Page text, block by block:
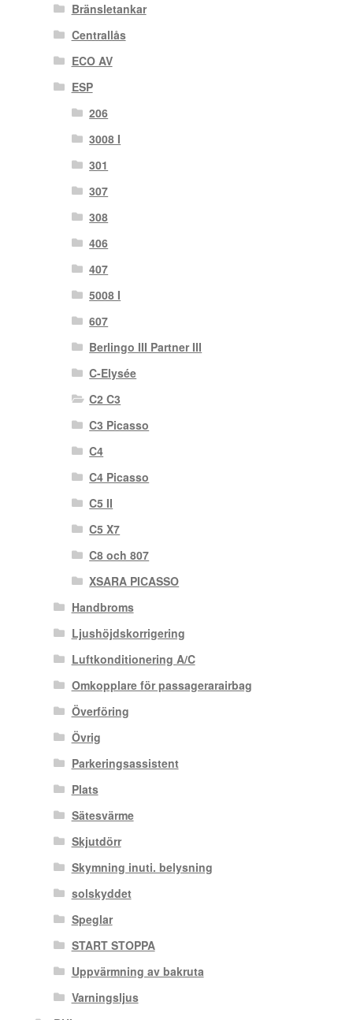
Bränsletankar
Centrallås
ECO AV
ESP
206
3008 I
301
307
308
406
407
5008 I
607
Berlingo III Partner III
C-Elysée
C2 C3
C3 Picasso
C4
C4 Picasso
C5 II
C5 X7
C8 och 807
XSARA PICASSO
Handbroms
Ljushöjdskorrigering
Luftkonditionering A/C
Omkopplare för passagerarairbag
Överföring
Övrig
Parkeringsassistent
Plats
Sätesvärme
Skjutdörr
Skymning inuti. belysning
solskyddet
Speglar
START STOPPA
Uppvärmning av bakruta
Varningsljus